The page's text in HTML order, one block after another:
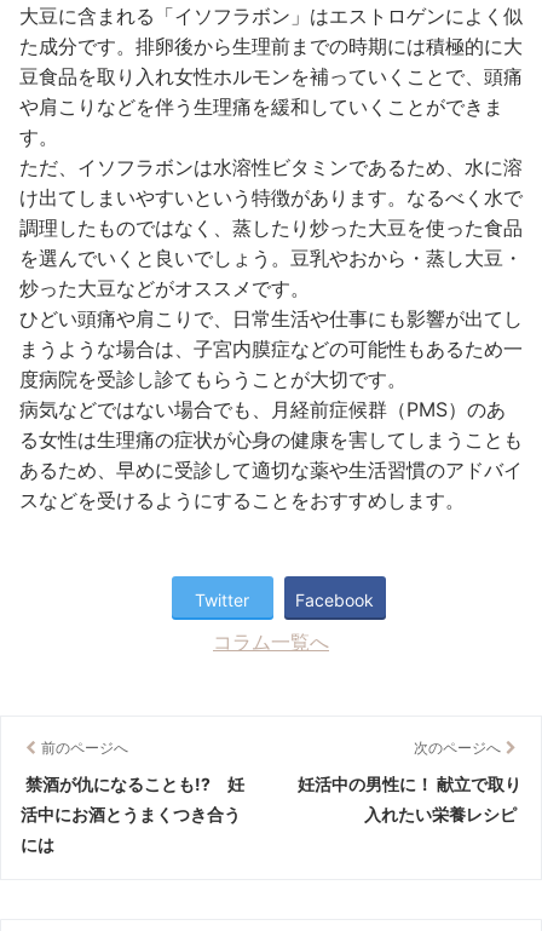
大豆に含まれる「イソフラボン」はエストロゲンによく似
た成分です。排卵後から生理前までの時期には積極的に大
豆食品を取り入れ女性ホルモンを補っていくことで、頭痛
や肩こりなどを伴う生理痛を緩和していくことができま
す。
ただ、イソフラボンは水溶性ビタミンであるため、水に溶
け出てしまいやすいという特徴があります。なるべく水で
調理したものではなく、蒸したり炒った大豆を使った食品
を選んでいくと良いでしょう。豆乳やおから・蒸し大豆・
炒った大豆などがオススメです。
ひどい頭痛や肩こりで、日常生活や仕事にも影響が出てし
まうような場合は、子宮内膜症などの可能性もあるため一
度病院を受診し診てもらうことが大切です。
病気などではない場合でも、月経前症候群（PMS）のあ
る女性は生理痛の症状が心身の健康を害してしまうことも
あるため、早めに受診して適切な薬や生活習慣のアドバイ
スなどを受けるようにすることをおすすめします。
Twitter Facebook
コラム一覧へ
前のページへ
禁酒が仇になることも!? 妊
活中にお酒とうまくつき合う
には
次のページへ
妊活中の男性に！ 献立で取り
入れたい栄養レシピ